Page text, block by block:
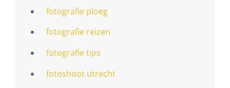
fotografie ploeg
fotografie reizen
fotografie tips
fotoshoot utrecht